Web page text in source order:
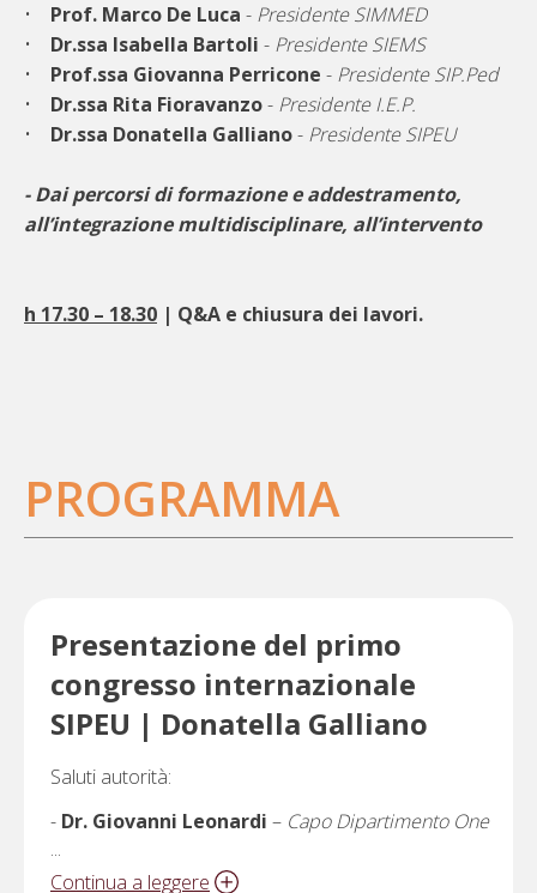
• Prof. Marco De Luca - Presidente SIMMED
• Dr.ssa Isabella Bartoli - Presidente SIEMS
• Prof.ssa Giovanna Perricone - Presidente SIP.Ped
•
Dr.ssa Rita Fioravanzo- Presidente I.E.P.
•
Dr.ssa Donatella Galliano- Presidente SIPEU
- Dai percorsi di formazione e addestramento,
all’integrazione multidisciplinare, all’intervento
h 17.30 – 18.30 | Q&A e chiusura dei lavori.
PROGRAMMA
Presentazione del primo
congresso internazionale
SIPEU | Donatella Galliano
Saluti autorità:
- Dr. Giovanni Leonardi – Capo Dipartimento One
Health del Ministero della Salute
...
Continua a leggere